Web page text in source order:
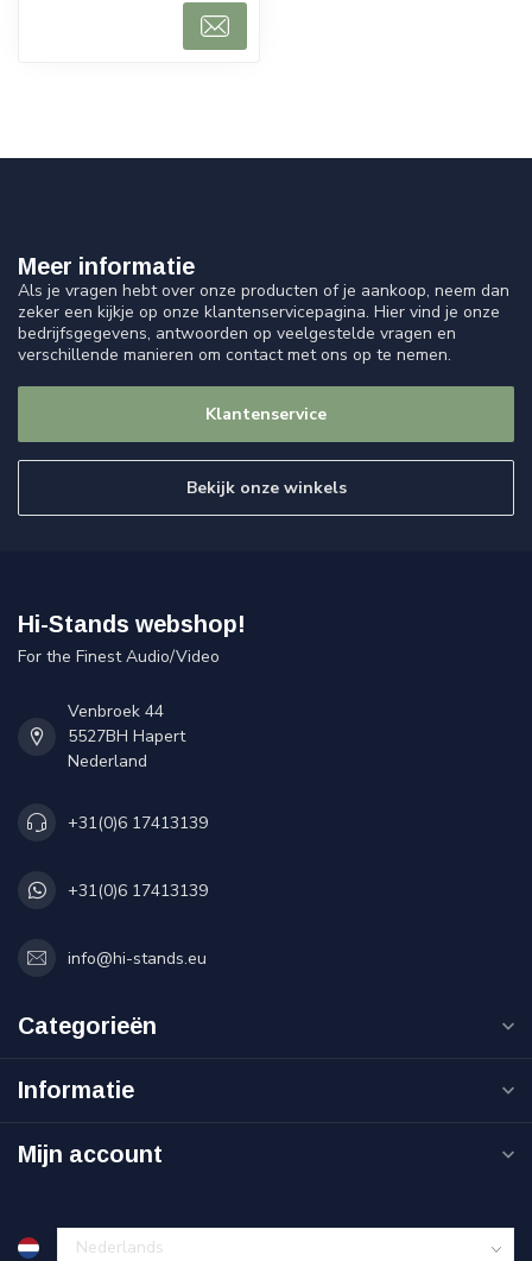
Meer informatie
Als je vragen hebt over onze producten of je aankoop, neem dan
zeker een kijkje op onze klantenservicepagina. Hier vind je onze
bedrijfsgegevens, antwoorden op veelgestelde vragen en
verschillende manieren om contact met ons op te nemen.
Klantenservice
Bekijk onze winkels
Hi-Stands webshop!
For the Finest Audio/Video
Venbroek 44
5527BH Hapert
Nederland
+31(0)6 17413139
+31(0)6 17413139
info@hi-stands.eu
Categorieën
Informatie
Mijn account